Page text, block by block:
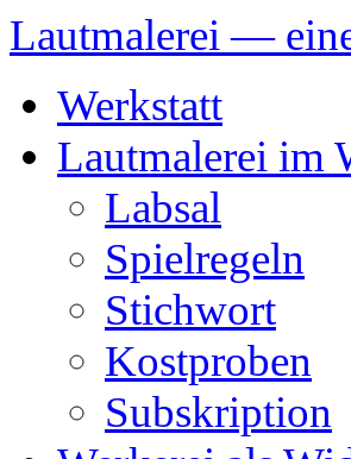
Lautmalerei —
Inhalt
springen
Werkstatt
Lautmalerei im
Labsal
Spielregeln
Stichwort
Kostproben
Subskription